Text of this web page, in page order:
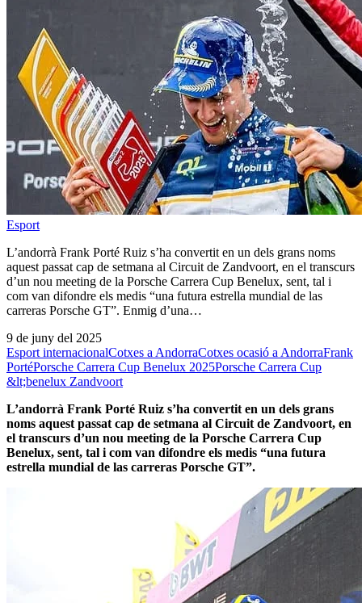
Esport
L’andorrà Frank Porté Ruiz s’ha convertit en un dels grans noms
aquest passat cap de setmana al Circuit de Zandvoort, en el transcurs
d’un nou meeting de la Porsche Carrera Cup Benelux, sent, tal i
com van difondre els medis “una futura estrella mundial de las
carreras Porsche GT”. Enmig d’una…
9 de juny del 2025
Esport internacionalCotxes a AndorraCotxes ocasió a AndorraFrank
PortéPorsche Carrera Cup Benelux 2025Porsche Carrera Cup
&lt;benelux Zandvoort
L’andorrà Frank Porté Ruiz s’ha convertit en un dels grans
noms aquest passat cap de setmana al Circuit de Zandvoort, en
el transcurs d’un nou meeting de la Porsche Carrera Cup
Benelux, sent, tal i com van difondre els medis “una futura
estrella mundial de las carreras Porsche GT”.